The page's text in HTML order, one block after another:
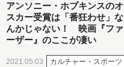
アンソニー・ホプキンスのオ
スカー受賞は「番狂わせ」な
んかじゃない！ 映画『ファ
ーザー』のここが凄い
2021.05.03 カルチャー・スポーツ